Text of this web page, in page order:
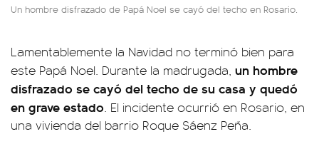
Un hombre disfrazado de Papá Noel se cayó del techo en Rosario.
Lamentablemente la Navidad no terminó bien para
este Papá Noel. Durante la madrugada, un hombre
disfrazado se cayó del techo de su casa y quedó
en grave estado. El incidente ocurrió en Rosario, en
una vivienda del barrio Roque Sáenz Peña.